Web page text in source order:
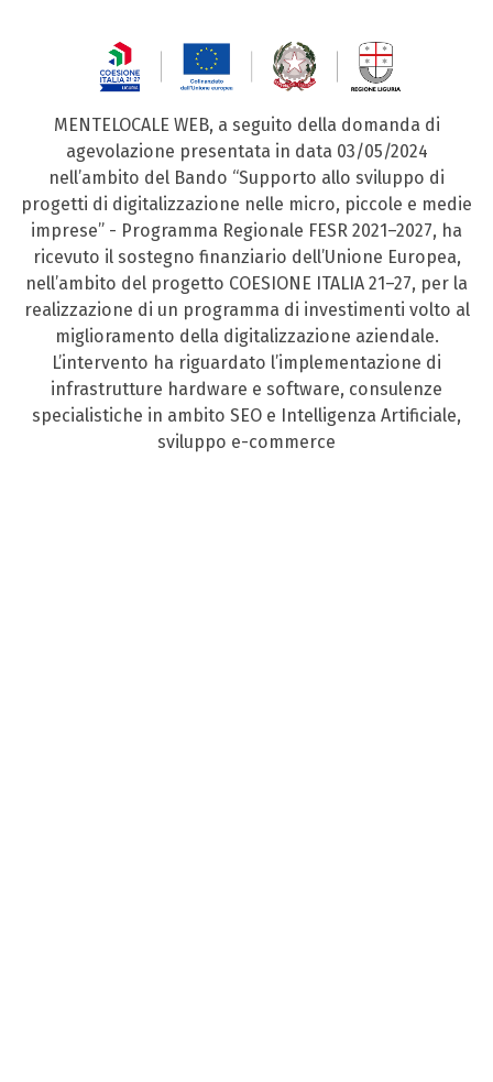
MENTELOCALE WEB, a seguito della domanda di
agevolazione presentata in data 03/05/2024
nell’ambito del Bando “Supporto allo sviluppo di
progetti di digitalizzazione nelle micro, piccole e medie
imprese” - Programma Regionale FESR 2021–2027, ha
ricevuto il sostegno finanziario dell’Unione Europea,
nell’ambito del progetto COESIONE ITALIA 21–27, per la
realizzazione di un programma di investimenti volto al
miglioramento della digitalizzazione aziendale.
L’intervento ha riguardato l’implementazione di
infrastrutture hardware e software, consulenze
specialistiche in ambito SEO e Intelligenza Artificiale,
sviluppo e-commerce